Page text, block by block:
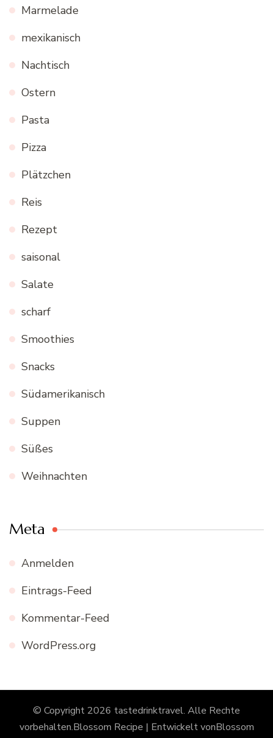
Marmelade
mexikanisch
Nachtisch
Ostern
Pasta
Pizza
Plätzchen
Reis
Rezept
saisonal
Salate
scharf
Smoothies
Snacks
Südamerikanisch
Suppen
Süßes
Weihnachten
Meta
Anmelden
Eintrags-Feed
Kommentar-Feed
WordPress.org
© Copyright 2026 tastedrinktravel. Alle Rechte
vorbehalten.Blossom Recipe | Entwickelt vonBlossom